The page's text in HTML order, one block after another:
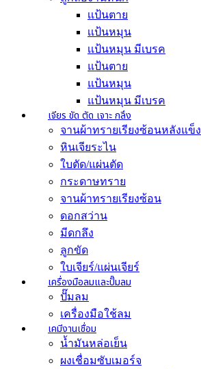
เเป้นตาย
เเป้นหมุน
เเป้นหมุน มีเบรค
แป้นตาย
แป้นหมุน
แป้นหมุน มีเบรค
เจียร ขัด ตัด เจาะ กลึง
จานผ้าทรายเรียงซ้อนหลังแข็ง
หินเจียระไน
ใบตัด/แผ่นตัด
กระดาษทราย
จานผ้าทรายเรียงซ้อน
ดอกสว่าน
มีดกลึง
ลูกขัด
ใบเจียร์/แผ่นเจียร์
เครื่องมือลมและปั๊มลม
ปั๊มลม
เครื่องมือใช้ลม
เคมีงานเชื่อม
น้ำมันหล่อเย็น
ผงเชื่อมซับเมอร์จ